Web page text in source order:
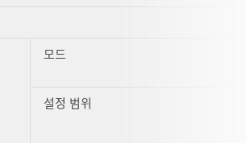
모드
설정 범위